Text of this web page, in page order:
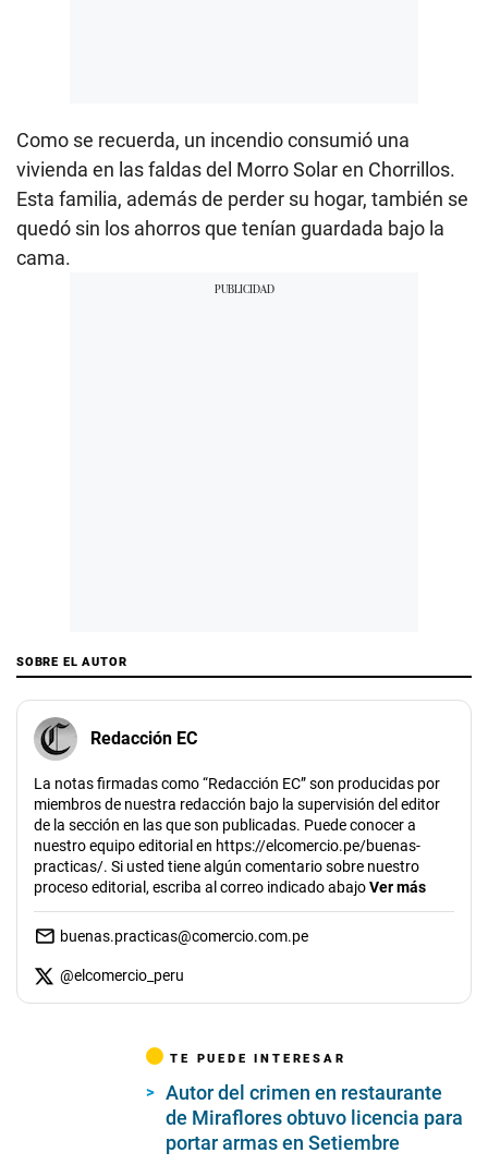
Como se recuerda, un incendio consumió una
vivienda en las faldas del Morro Solar en Chorrillos.
Esta familia, además de perder su hogar, también se
quedó sin los ahorros que tenían guardada bajo la
cama.
SOBRE EL AUTOR
Redacción EC
La notas firmadas como “Redacción EC” son producidas por
miembros de nuestra redacción bajo la supervisión del editor
de la sección en las que son publicadas. Puede conocer a
nuestro equipo editorial en https://elcomercio.pe/buenas-
practicas/. Si usted tiene algún comentario sobre nuestro
proceso editorial, escriba al correo indicado abajoVer más
buenas.practicas@comercio.com.pe
@elcomercio_peru
TE PUEDE INTERESAR
Autor del crimen en restaurante
de Miraflores obtuvo licencia para
portar armas en Setiembre